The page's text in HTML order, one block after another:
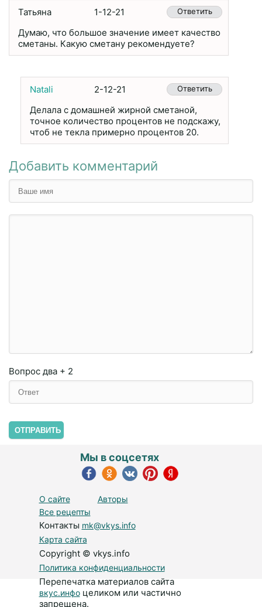
Татьяна 1-12-21 Ответить
Думаю, что большое значение имеет качество
сметаны. Какую сметану рекомендуете?
Natali 2-12-21 Ответить
Делала с домашней жирной сметаной,
точное количество процентов не подскажу,
чтоб не текла примерно процентов 20.
Добавить комментарий
Вопрос два + 2
ОТПРАВИТЬ
О сайте
Авторы
Все рецепты
Контакты mk@vkys.info
Карта сайта
Copyright © vkys.info
Политика конфиденциальности
Перепечатка материалов сайта
вкус.инфоцеликом или частично
запрещена.
Мы в соцсетях